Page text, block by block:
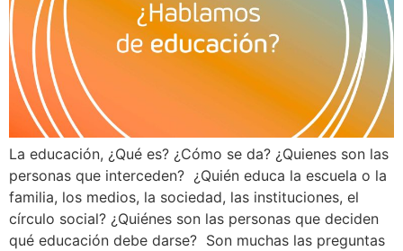
La educación, ¿Qué es? ¿Cómo se da? ¿Quienes son las
personas que interceden? ¿Quién educa la escuela o la
familia, los medios, la sociedad, las instituciones, el
círculo social? ¿Quiénes son las personas que deciden
qué educación debe darse? Son muchas las preguntas